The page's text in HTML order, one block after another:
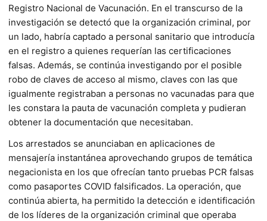
Registro Nacional de Vacunación. En el transcurso de la
investigación se detectó que la organización criminal, por
un lado, habría captado a personal sanitario que introducía
en el registro a quienes requerían las certificaciones
falsas. Además, se continúa investigando por el posible
robo de claves de acceso al mismo, claves con las que
igualmente registraban a personas no vacunadas para que
les constara la pauta de vacunación completa y pudieran
obtener la documentación que necesitaban.
Los arrestados se anunciaban en aplicaciones de
mensajería instantánea aprovechando grupos de temática
negacionista en los que ofrecían tanto pruebas PCR falsas
como pasaportes COVID falsificados. La operación, que
continúa abierta, ha permitido la detección e identificación
de los líderes de la organización criminal que operaba